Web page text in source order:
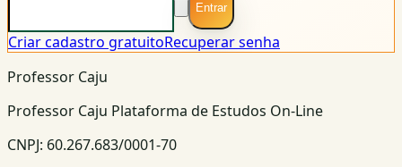
Entrar
Criar cadastro gratuitoRecuperar senha
Professor Caju
Professor Caju Plataforma de Estudos On-Line
CNPJ: 60.267.683/0001-70